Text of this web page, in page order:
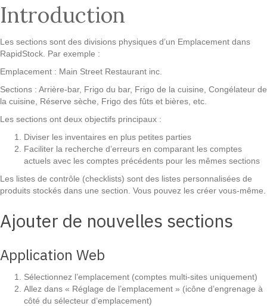
Introduction
Les sections sont des divisions physiques d’un Emplacement dans
RapidStock. Par exemple :
Emplacement : Main Street Restaurant inc.
Sections : Arrière-bar, Frigo du bar, Frigo de la cuisine, Congélateur de
la cuisine, Réserve sèche, Frigo des fûts et bières, etc.
Les sections ont deux objectifs principaux :
Diviser les inventaires en plus petites parties
Faciliter la recherche d’erreurs en comparant les comptes
actuels avec les comptes précédents pour les mêmes sections
Les listes de contrôle (checklists) sont des listes personnalisées de
produits stockés dans une section. Vous pouvez les créer vous-même.
Ajouter de nouvelles sections
Application Web
Sélectionnez l’emplacement (comptes multi-sites uniquement)
Allez dans « Réglage de l’emplacement » (icône d’engrenage à
côté du sélecteur d’emplacement)